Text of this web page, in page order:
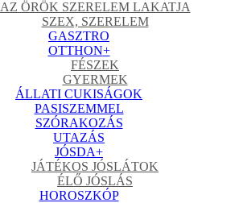
AZ ÖRÖK SZERELEM LAKATJA
SZEX, SZERELEM
GASZTRO
OTTHON+
FÉSZEK
GYERMEK
ÁLLATI CUKISÁGOK
PASISZEMMEL
SZÓRAKOZÁS
UTAZÁS
JÓSDA+
JÁTÉKOS JÓSLÁTOK
ÉLŐ JÓSLÁS
HOROSZKÓP